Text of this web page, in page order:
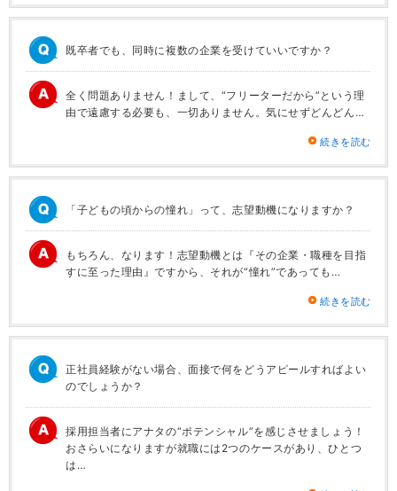
既卒者でも、同時に複数の企業を受けていいですか？
全く問題ありません！まして、“フリーターだから”という理
由で遠慮する必要も、一切ありません。気にせずどんどん…
続きを読む
「子どもの頃からの憧れ」って、志望動機になりますか？
もちろん、なります！志望動機とは『その企業・職種を目指
すに至った理由』ですから、それが“憧れ”であっても…
続きを読む
正社員経験がない場合、面接で何をどうアピールすればよい
のでしょうか？
採用担当者にアナタの“ポテンシャル”を感じさせましょう！
おさらいになりますが就職には2つのケースがあり、ひとつ
は…